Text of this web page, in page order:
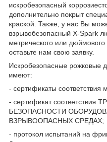
искробезопасный
дополнительно покрыт
краской. Также, у нас Вы
взрывобезопасный X-Spark
метрического или
оставьте нам свою заявку.
Искробезопасные рожковые
имеют:
- сертификаты
- сертификат соответствия
БЕЗОПАСНОСТИ
ВЗРЫВООПАСНЫХ СРЕДАХ;
- протокол испытаний на